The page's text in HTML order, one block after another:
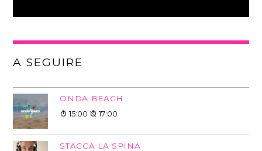
A SEGUIRE
ONDA BEACH
15:00 17:00
STACCA LA SPINA